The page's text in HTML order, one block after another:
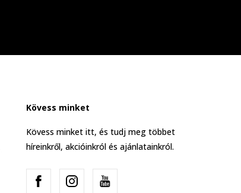
Kövess minket
Kövess minket itt, és tudj meg többet
híreinkről, akcióinkról és ajánlatainkról.